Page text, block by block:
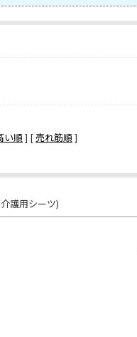
い順] [売れ筋順]
護用シーツ)